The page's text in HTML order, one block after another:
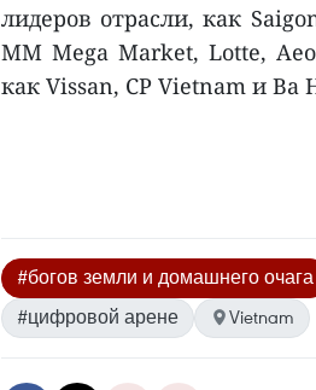
лидеров отрасли, как
MM Mega Market, Lotte,
как Vissan, CP Vietnam и Ba
#богов земли и домашнего очага
#цифровой арене
Vietnam